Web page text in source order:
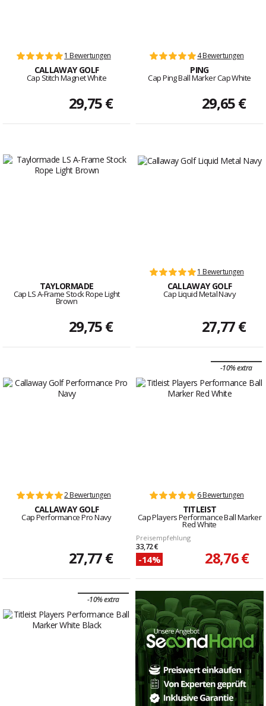
1 Bewertungen
CALLAWAY GOLF
Cap Stitch Magnet White
29,75 €
4 Bewertungen
PING
Cap Ping Ball Marker Cap White
29,65 €
TAYLORMADE
Cap LS A-Frame Stock Rope Light
Brown
29,75 €
1 Bewertungen
CALLAWAY GOLF
Cap Liquid Metal Navy
27,77 €
2 Bewertungen
CALLAWAY GOLF
Cap Performance Pro Navy
27,77 €
-10% extra
6 Bewertungen
TITLEIST
Cap Players Performance Ball Marker
Red White
Preisempfehlung
33,72 €
-14% 28,76 €
-10% extra